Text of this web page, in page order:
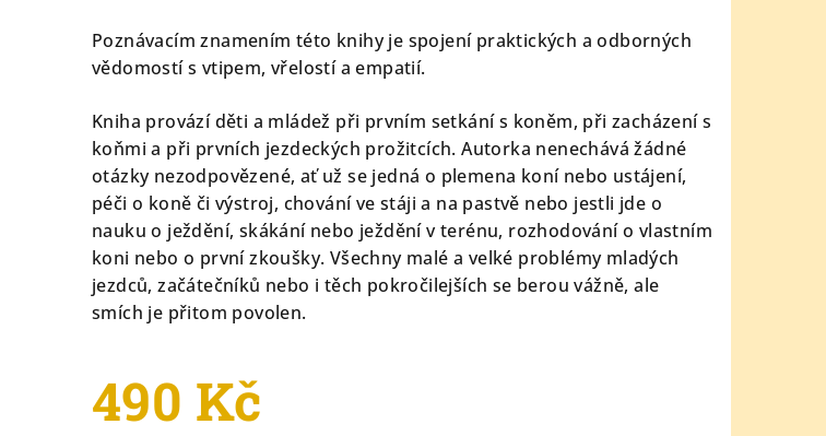
produktu
je
z
5
hvězdiček.
Poznávacím znamením této knihy je spojení praktických a odborných
vědomostí s vtipem, vřelostí a empatií.
Kniha provází děti a mládež při prvním setkání s koněm, při zacházení s
koňmi a při prvních jezdeckých prožitcích. Autorka nenechává žádné
otázky nezodpovězené, ať už se jedná o plemena koní nebo ustájení,
péči o koně či výstroj, chování ve stáji a na pastvě nebo jestli jde o
nauku o ježdění, skákání nebo ježdění v terénu, rozhodování o vlastním
koni nebo o první zkoušky. Všechny malé a velké problémy mladých
jezdců, začátečníků nebo i těch pokročilejších se berou vážně, ale
smích je přitom povolen.
490 Kč